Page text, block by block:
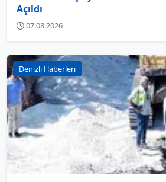
Açıldı
07.08.2026
Denizli Haberleri